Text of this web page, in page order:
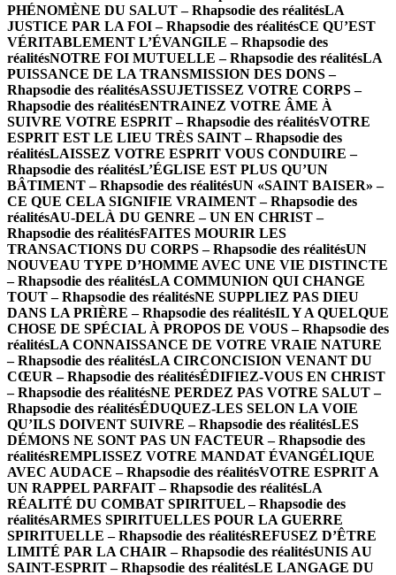
PHÉNOMÈNE DU SALUT – Rhapsodie des réalitésLA
JUSTICE PAR LA FOI – Rhapsodie des réalitésCE QU’EST
VÉRITABLEMENT L’ÉVANGILE – Rhapsodie des
réalitésNOTRE FOI MUTUELLE – Rhapsodie des réalitésLA
PUISSANCE DE LA TRANSMISSION DES DONS –
Rhapsodie des réalitésASSUJETISSEZ VOTRE CORPS –
Rhapsodie des réalitésENTRAINEZ VOTRE ÂME À
SUIVRE VOTRE ESPRIT – Rhapsodie des réalitésVOTRE
ESPRIT EST LE LIEU TRÈS SAINT – Rhapsodie des
réalitésLAISSEZ VOTRE ESPRIT VOUS CONDUIRE –
Rhapsodie des réalitésL’ÉGLISE EST PLUS QU’UN
BÂTIMENT – Rhapsodie des réalitésUN «SAINT BAISER» –
CE QUE CELA SIGNIFIE VRAIMENT – Rhapsodie des
réalitésAU-DELÀ DU GENRE – UN EN CHRIST –
Rhapsodie des réalitésFAITES MOURIR LES
TRANSACTIONS DU CORPS – Rhapsodie des réalitésUN
NOUVEAU TYPE D’HOMME AVEC UNE VIE DISTINCTE
– Rhapsodie des réalitésLA COMMUNION QUI CHANGE
TOUT – Rhapsodie des réalitésNE SUPPLIEZ PAS DIEU
DANS LA PRIÈRE – Rhapsodie des réalitésIL Y A QUELQUE
CHOSE DE SPÉCIAL À PROPOS DE VOUS – Rhapsodie des
réalitésLA CONNAISSANCE DE VOTRE VRAIE NATURE
– Rhapsodie des réalitésLA CIRCONCISION VENANT DU
CŒUR – Rhapsodie des réalitésÉDIFIEZ-VOUS EN CHRIST
– Rhapsodie des réalitésNE PERDEZ PAS VOTRE SALUT –
Rhapsodie des réalitésÉDUQUEZ-LES SELON LA VOIE
QU’ILS DOIVENT SUIVRE – Rhapsodie des réalitésLES
DÉMONS NE SONT PAS UN FACTEUR – Rhapsodie des
réalitésREMPLISSEZ VOTRE MANDAT ÉVANGÉLIQUE
AVEC AUDACE – Rhapsodie des réalitésVOTRE ESPRIT A
UN RAPPEL PARFAIT – Rhapsodie des réalitésLA
RÉALITÉ DU COMBAT SPIRITUEL – Rhapsodie des
réalitésARMES SPIRITUELLES POUR LA GUERRE
SPIRITUELLE – Rhapsodie des réalitésREFUSEZ D’ÊTRE
LIMITÉ PAR LA CHAIR – Rhapsodie des réalitésUNIS AU
SAINT-ESPRIT – Rhapsodie des réalitésLE LANGAGE DU